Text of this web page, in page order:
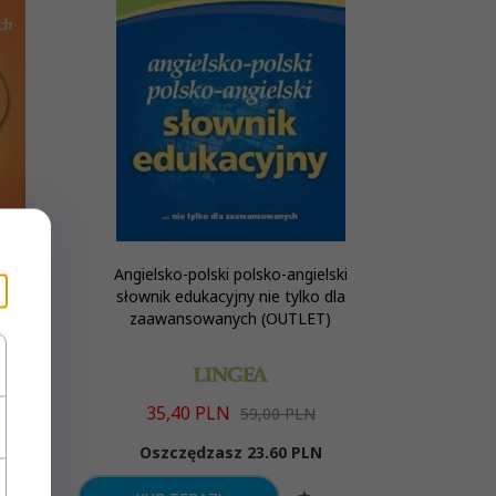
Angielsko-polski polsko-angielski
słownik edukacyjny nie tylko dla
zaawansowanych (OUTLET)
35,40 PLN 59,00 PLN
Oszczędzasz 23.60 PLN